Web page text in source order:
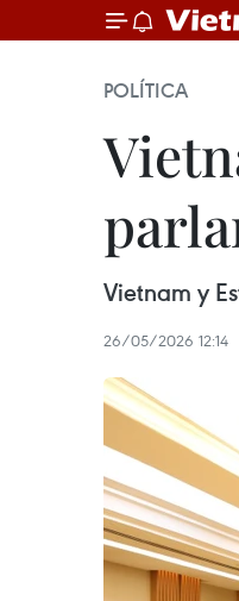
POLÍTICA
Vietnam y
26/05/2026 12:14